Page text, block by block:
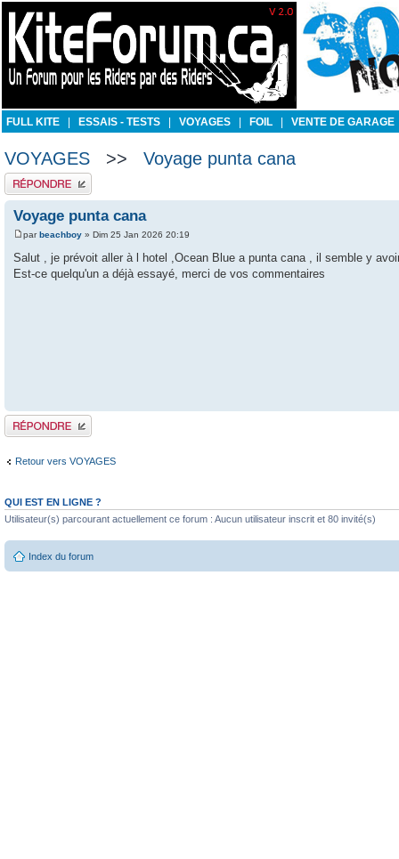
FULL KITE ESSAIS - TESTS VOYAGES FOIL VENTE DE GARAGE
VOYAGES >> Voyage punta cana
Publier une réponse
Voyage punta cana
parbeachboy » Dim 25 Jan 2026 20:19
Salut , je prévoit aller à l hotel ,Ocean Blue a punta cana , il semble y
Est-ce quelqu'un a déjà essayé, merci de vos commentaires
Publier une réponse
Retour vers VOYAGES
QUI EST EN LIGNE ?
Utilisateur(s) parcourant actuellement ce forum : Aucun utilisateur inscrit et 80 invité(s)
Index du forum